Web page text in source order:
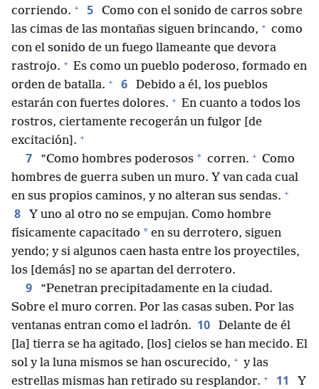
corriendo. + 5
Como con el sonido de carros sobre
las cimas de las montañas siguen brincando, + como
con el sonido de un fuego llameante que devora
rastrojo. + Es como un pueblo poderoso, formado en
orden de batalla. + 6
Debido a él, los pueblos
estarán con fuertes dolores. + En cuanto a todos los
rostros, ciertamente recogerán un fulgor [de
excitación]. +
7 ”Como hombres poderosos * corren. + Como
hombres de guerra suben un muro. Y van cada cual
en sus propios caminos, y no alteran sus sendas. +
8
Y uno al otro no se empujan. Como hombre
físicamente capacitado * en su derrotero, siguen
yendo; y si algunos caen hasta entre los proyectiles,
los [demás] no se apartan del derrotero.
9
”Penetran precipitadamente en la ciudad.
Sobre el muro corren. Por las casas suben. Por las
ventanas entran como el ladrón. 10
Delante de él
[la] tierra se ha agitado, [los] cielos se han mecido. El
sol y la luna mismos se han oscurecido, + y las
estrellas mismas han retirado su resplandor. + 11
Y